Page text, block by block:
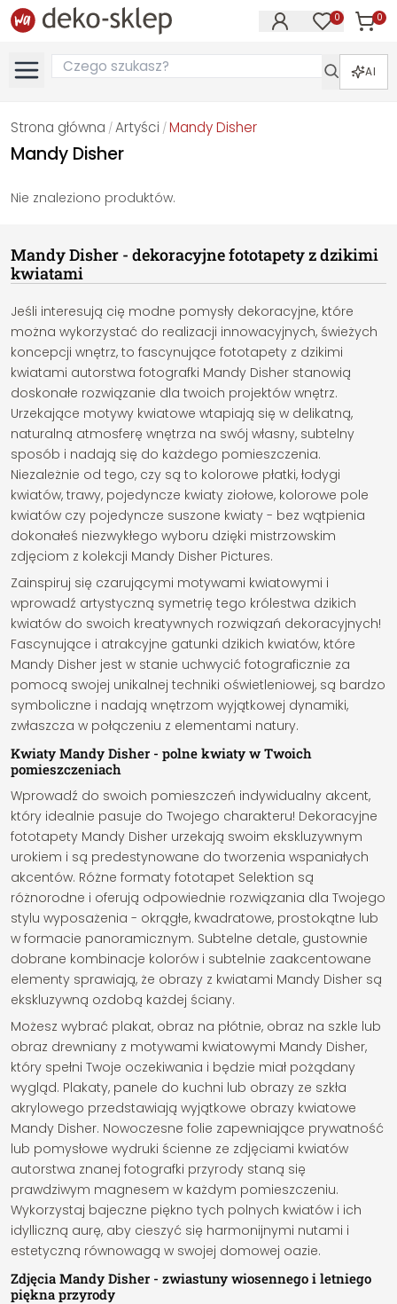
0 0
AI
Strona główna /Artyści /Mandy Disher
Mandy Disher
Nie znaleziono produktów.
Mandy Disher - dekoracyjne fototapety z dzikimi
kwiatami
Jeśli interesują cię modne pomysły dekoracyjne, które
można wykorzystać do realizacji innowacyjnych, świeżych
koncepcji wnętrz, to fascynujące fototapety z dzikimi
kwiatami autorstwa fotografki Mandy Disher stanowią
doskonałe rozwiązanie dla twoich projektów wnętrz.
Urzekające motywy kwiatowe wtapiają się w delikatną,
naturalną atmosferę wnętrza na swój własny, subtelny
sposób i nadają się do każdego pomieszczenia.
Niezależnie od tego, czy są to kolorowe płatki, łodygi
kwiatów, trawy, pojedyncze kwiaty ziołowe, kolorowe pole
kwiatów czy pojedyncze suszone kwiaty - bez wątpienia
dokonałeś niezwykłego wyboru dzięki mistrzowskim
zdjęciom z kolekcji Mandy Disher Pictures.
Zainspiruj się czarującymi motywami kwiatowymi i
wprowadź artystyczną symetrię tego królestwa dzikich
kwiatów do swoich kreatywnych rozwiązań dekoracyjnych!
Fascynujące i atrakcyjne gatunki dzikich kwiatów, które
Mandy Disher jest w stanie uchwycić fotograficznie za
pomocą swojej unikalnej techniki oświetleniowej, są bardzo
symboliczne i nadają wnętrzom wyjątkowej dynamiki,
zwłaszcza w połączeniu z elementami natury.
Kwiaty Mandy Disher - polne kwiaty w Twoich
pomieszczeniach
Wprowadź do swoich pomieszczeń indywidualny akcent,
który idealnie pasuje do Twojego charakteru! Dekoracyjne
fototapety Mandy Disher urzekają swoim ekskluzywnym
urokiem i są predestynowane do tworzenia wspaniałych
akcentów. Różne formaty fototapet Selektion są
różnorodne i oferują odpowiednie rozwiązania dla Twojego
stylu wyposażenia - okrągłe, kwadratowe, prostokątne lub
w formacie panoramicznym. Subtelne detale, gustownie
dobrane kombinacje kolorów i subtelnie zaakcentowane
elementy sprawiają, że obrazy z kwiatami Mandy Disher są
ekskluzywną ozdobą każdej ściany.
Możesz wybrać plakat, obraz na płótnie, obraz na szkle lub
obraz drewniany z motywami kwiatowymi Mandy Disher,
który spełni Twoje oczekiwania i będzie miał pożądany
wygląd. Plakaty, panele do kuchni lub obrazy ze szkła
akrylowego przedstawiają wyjątkowe obrazy kwiatowe
Mandy Disher. Nowoczesne folie zapewniające prywatność
lub pomysłowe wydruki ścienne ze zdjęciami kwiatów
autorstwa znanej fotografki przyrody staną się
prawdziwym magnesem w każdym pomieszczeniu.
Wykorzystaj bajeczne piękno tych polnych kwiatów i ich
idylliczną aurę, aby cieszyć się harmonijnymi nutami i
estetyczną równowagą w swojej domowej oazie.
Zdjęcia Mandy Disher - zwiastuny wiosennego i letniego
piękna przyrody